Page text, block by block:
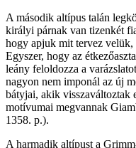
A második altípus talán
királyi párnak van tizenkét
hogy apjuk mit tervez velük,
Egyszer, hogy az
leány feloldozza a
nagyon nem imponál az új
bátyjai, akik visszaváltoztak
motívumai megvannak
1358. p.).
A harmadik altípust a